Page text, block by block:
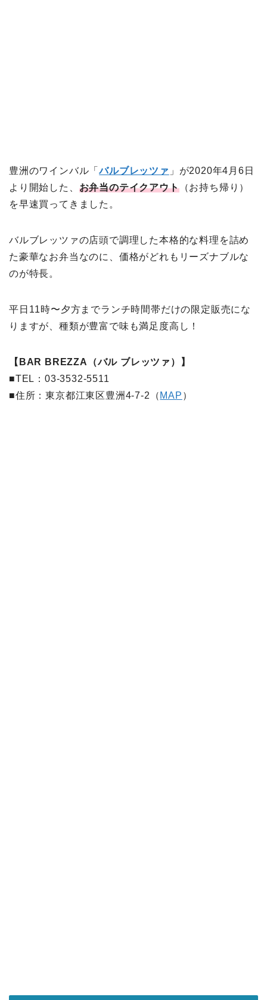
豊洲のワインバル「バルブレッツァ 」が2020年4月6日
より開始した、 お弁当のテイクアウト（お持ち帰り）
を早速買ってきました。
バルブレッツァの店頭で調理した本格的な料理を詰め
た豪華なお弁当なのに、価格がどれもリーズナブルな
のが特長。
平日11時〜夕方までランチ時間帯だけの限定販売にな
りますが、種類が豊富で味も満足度高し！
【BAR BREZZA（バル ブレッツァ）】
■TEL：03-3532-5511
■住所：東京都江東区豊洲4-7-2（ MAP ）